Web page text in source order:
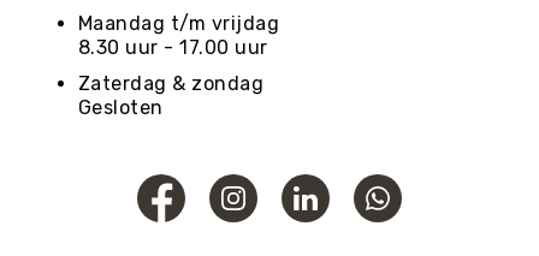
Pilates
Ball
Scouting/Outdoor
Maandag t/m vrijdag
8.30 uur - 17.00 uur
Zaterdag & zondag
Gesloten